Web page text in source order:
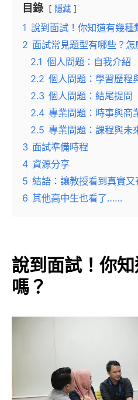
目錄 隱藏
1 說到面試！你知道有幾種
2 面試常見題型有哪些？怎
2.1 個人問題：自我介紹
2.2 個人問題：學習歷程
2.3 個人問題：結尾提問
2.4 專業問題：時事與商
2.5 專業問題：課程與未
3 面試準備時程
4 資源分享
5 結語：讓教授看到真實又
6 其他高中生也看了……
說到面試！你
嗎？